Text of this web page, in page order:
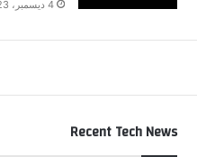
4 ديسمبر، 2023
Recent Tech News